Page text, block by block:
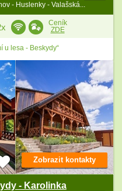
- Huslenky - Valašská...
Ceník
ZDE
u lesa - Beskydy“
- Karolinka
Zobrazit kontakty